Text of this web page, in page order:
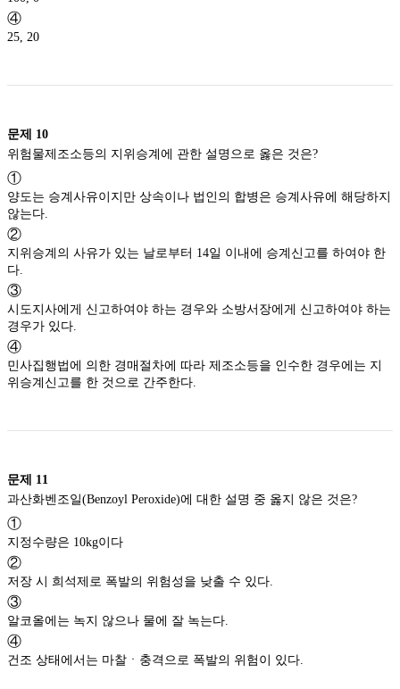
④
25, 20
문제 10
①
양도는 승계사유이지만 상속이나 법인의 합병은 승계사유에 해당하지
않는다.
②
지위승계의 사유가 있는 날로부터 14일 이내에 승계신고를 하여야 한
다.
③
시도지사에게 신고하여야 하는 경우와 소방서장에게 신고하여야 하는
경우가 있다.
④
민사집행법에 의한 경매절차에 따라 제조소등을 인수한 경우에는 지
위승계신고를 한 것으로 간주한다.
문제 11
①
지정수량은 10kg이다
②
저장 시 희석제로 폭발의 위험성을 낮출 수 있다.
③
알코올에는 녹지 않으나 물에 잘 녹는다.
④
건조 상태에서는 마찰ㆍ충격으로 폭발의 위험이 있다.